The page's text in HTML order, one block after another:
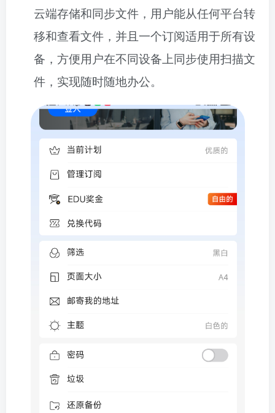
云端存储和同步文件，用户能从任何平台转
移和查看文件，并且一个订阅适用于所有设
备，方便用户在不同设备上同步使用扫描文
件，实现随时随地办公。